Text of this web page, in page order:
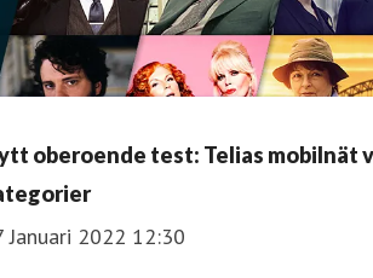
oberoende test: Telias mobilnät
Januari 2022 12:30